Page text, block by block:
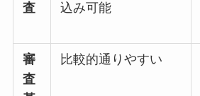
査
込み可能
審
査
比較的通りやすい